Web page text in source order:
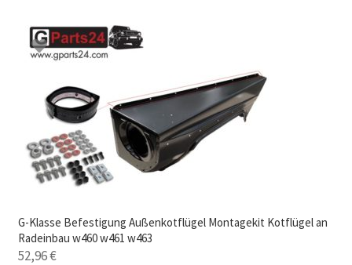
G-Klasse Befestigung Außenkotflügel Montagekit Kotflügel an
Radeinbau w460 w461 w463
52,96€